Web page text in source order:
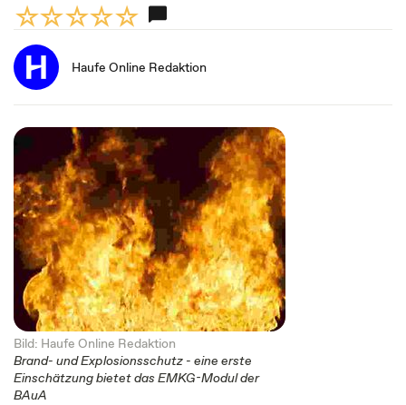
Haufe Online Redaktion
Bild: Haufe Online Redaktion
Brand- und Explosionsschutz - eine erste
Einschätzung bietet das EMKG-Modul der
BAuA